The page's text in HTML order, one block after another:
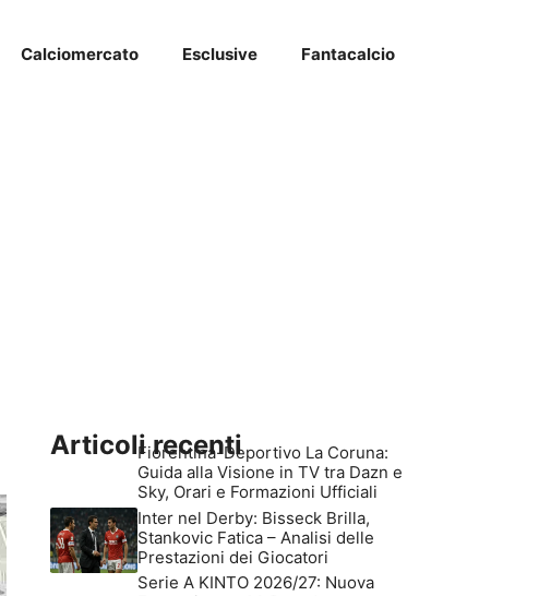
Calciomercato Esclusive Fantacalcio
Articoli recenti
Fiorentina-Deportivo La Coruna:
Guida alla Visione in TV tra Dazn e
Sky, Orari e Formazioni Ufficiali
Inter nel Derby: Bisseck Brilla,
Stankovic Fatica – Analisi delle
Prestazioni dei Giocatori
Serie A KINTO 2026/27: Nuova